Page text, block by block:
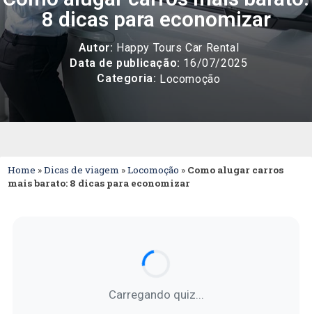
8 dicas para economizar
Autor: Happy Tours Car Rental
Data de publicação: 16/07/2025
Categoria: Locomoção
Home »Dicas de viagem »Locomoção » Como alugar carros
mais barato: 8 dicas para economizar
Carregando quiz...